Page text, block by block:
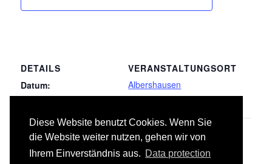
Diese Website benutzt Cookies. Wenn Sie
die Website weiter nutzen, gehen wir von
Ihrem Einverständnis aus. Data protection
DETAILS
Datum:
VERANSTALTUNGSORT
Albershausen
LB 001 Gerüstarbeiten
LB 038 Vorgehängte hinterlüftete
Fassaden